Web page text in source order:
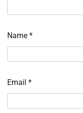
Name *
Email *